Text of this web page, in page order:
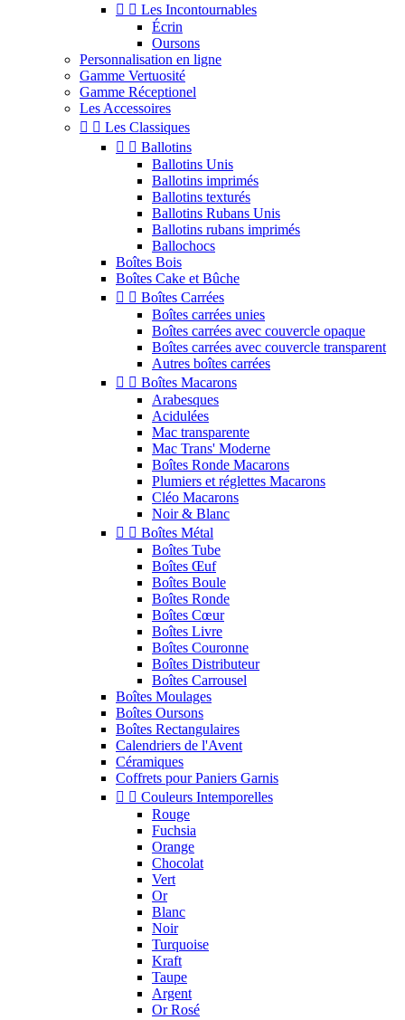
  Les Incontournables
Écrin
Oursons
Personnalisation en ligne
Gamme Vertuosité
Gamme Réceptionel
Les Accessoires
  Les Classiques
  Ballotins
Ballotins Unis
Ballotins imprimés
Ballotins texturés
Ballotins Rubans Unis
Ballotins rubans imprimés
Ballochocs
Boîtes Bois
Boîtes Cake et Bûche
  Boîtes Carrées
Boîtes carrées unies
Boîtes carrées avec couvercle opaque
Boîtes carrées avec couvercle transparent
Autres boîtes carrées
  Boîtes Macarons
Arabesques
Acidulées
Mac transparente
Mac Trans' Moderne
Boîtes Ronde Macarons
Plumiers et réglettes Macarons
Cléo Macarons
Noir & Blanc
  Boîtes Métal
Boîtes Tube
Boîtes Œuf
Boîtes Boule
Boîtes Ronde
Boîtes Cœur
Boîtes Livre
Boîtes Couronne
Boîtes Distributeur
Boîtes Carrousel
Boîtes Moulages
Boîtes Oursons
Boîtes Rectangulaires
Calendriers de l'Avent
Céramiques
Coffrets pour Paniers Garnis
  Couleurs Intemporelles
Rouge
Fuchsia
Orange
Chocolat
Vert
Or
Blanc
Noir
Turquoise
Kraft
Taupe
Argent
Or Rosé